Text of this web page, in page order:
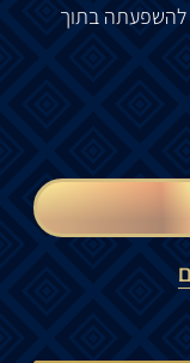
להשפעתה בתוך